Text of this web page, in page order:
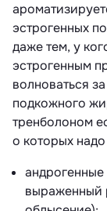
эстрогенных
даже тем, у
эстрогенным
волноваться
подкожного
тренболоном
о которых
выраженный